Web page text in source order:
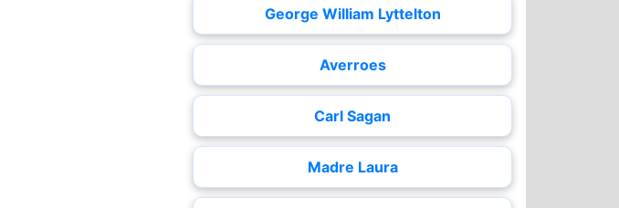
George William Lyttelton
Averroes
Carl Sagan
Madre Laura